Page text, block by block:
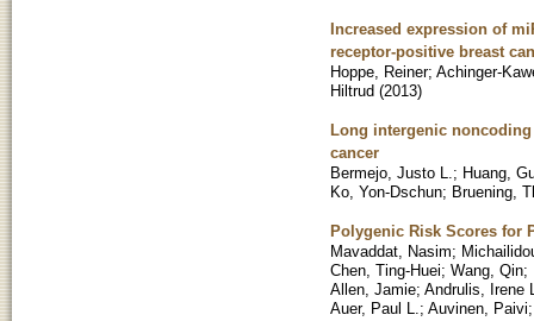
Increased expression of
receptor-positive breast
Hoppe, Reiner; Achinger-
Hiltrud (2013)
Long intergenic
cancer
Bermejo, Justo L. ; Huang,
Ko, Yon-Dschun; Bruening,
Polygenic Risk Scores for
Mavaddat, Nasim;
Chen, Ting-Huei; Wang, Qin;
Allen, Jamie; Andrulis, Irene
Auer, Paul L. ; Auvinen, Paivi